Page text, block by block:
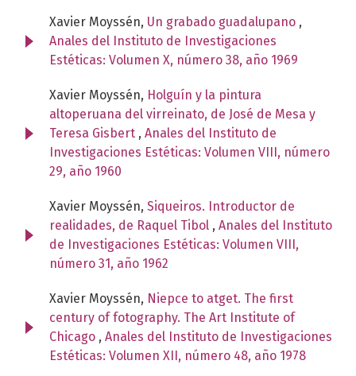
Xavier Moyssén, Un grabado guadalupano ,
Anales del Instituto de Investigaciones
Estéticas: Volumen X, número 38, año 1969
Xavier Moyssén, Holguín y la pintura
altoperuana del virreinato, de José de Mesa y
Teresa Gisbert , Anales del Instituto de
Investigaciones Estéticas: Volumen VIII, número
29, año 1960
Xavier Moyssén, Siqueiros. Introductor de
realidades, de Raquel Tibol , Anales del Instituto
de Investigaciones Estéticas: Volumen VIII,
número 31, año 1962
Xavier Moyssén, Niepce to atget. The first
century of fotography. The Art Institute of
Chicago , Anales del Instituto de Investigaciones
Estéticas: Volumen XII, número 48, año 1978